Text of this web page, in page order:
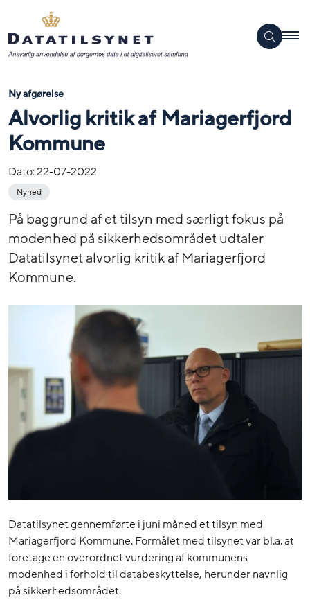
Ny afgørelse
Alvorlig kritik af Mariagerfjord
Kommune
Dato:22-07-2022
Nyhed
På baggrund af et tilsyn med særligt fokus på
modenhed på sikkerhedsområdet udtaler
Datatilsynet alvorlig kritik af Mariagerfjord
Kommune.
Datatilsynet gennemførte i juni måned et tilsyn med
Mariagerfjord Kommune. Formålet med tilsynet var bl.a. at
foretage en overordnet vurdering af kommunens
modenhed i forhold til databeskyttelse, herunder navnlig
på sikkerhedsområdet.